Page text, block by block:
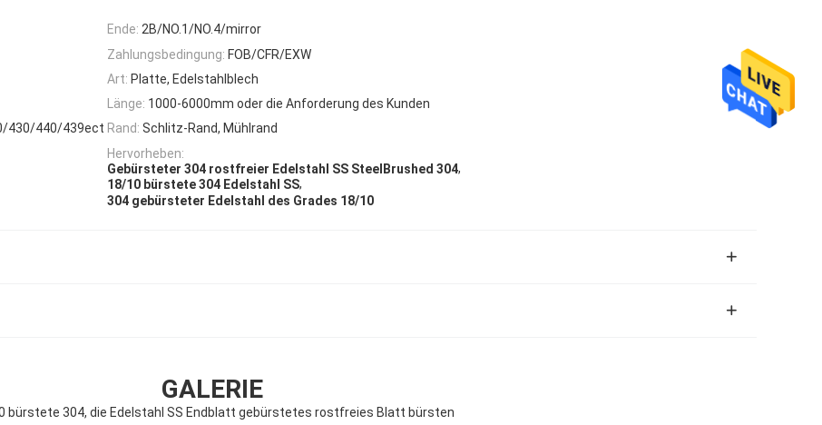
Ende: 2B/NO.1/NO.4/mirror
Zahlungsbedingung: FOB/CFR/EXW
Art: Platte, Edelstahlblech
Länge: 1000-6000mm oder die Anforderung des Kunden
430/440/439ect Rand: Schlitz-Rand, Mühlrand
Hervorheben:
Gebürsteter 304 rostfreier Edelstahl SS SteelBrushed 304,
18/10 bürstete 304 Edelstahl SS,
304 gebürsteter Edelstahl des Grades 18/10
GALERIE
bürstete 304, die Edelstahl SS Endblatt gebürstetes rostfreies Blatt bürsten